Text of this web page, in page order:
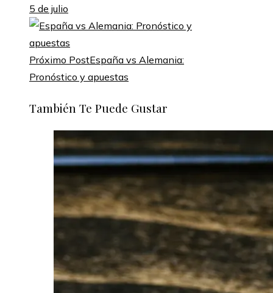
5 de julio
Próximo PostEspaña vs Alemania:
Pronóstico y apuestas
También Te Puede Gustar